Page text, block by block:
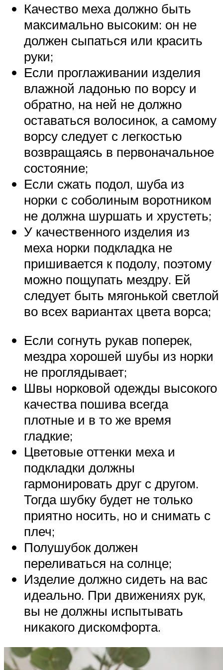
Качество меха должно быть
максимально высоким: он не
должен сыпаться или красить
руки;
Если проглаживании изделия
влажной ладонью по ворсу и
обратно, на ней не должно
оставаться волосинок, а самому
ворсу следует с легкостью
возвращаясь в первоначальное
состояние;
Если сжать подол, шуба из
норки с соболиным воротником
не должна шуршать и хрустеть;
У качественного изделия из
меха норки подкладка не
пришивается к подолу, поэтому
можно пощупать мездру. Ей
следует быть мягонькой светлой
во всех вариантах цвета ворса;
Если согнуть рукав поперек,
мездра хорошей шубы из норки
не проглядывает;
Швы норковой одежды высокого
качества пошива всегда
плотные и в то же время
гладкие;
Цветовые оттенки меха и
подкладки должны
гармонировать друг с другом.
Тогда шубку будет не только
приятно носить, но и снимать с
плеч;
Полушубок должен
переливаться на солнце;
Изделие должно сидеть на вас
идеально. При движениях рук,
вы не должны испытывать
никакого дискомфорта.